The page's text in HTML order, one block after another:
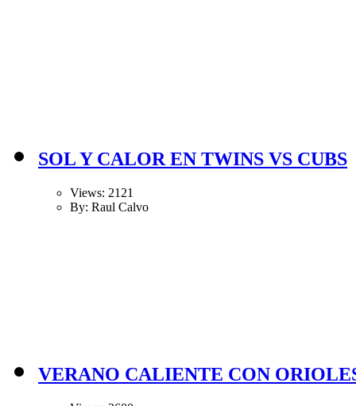
SOL Y CALOR EN TWINS VS CUBS
Views: 2121
By: Raul Calvo
VERANO CALIENTE CON